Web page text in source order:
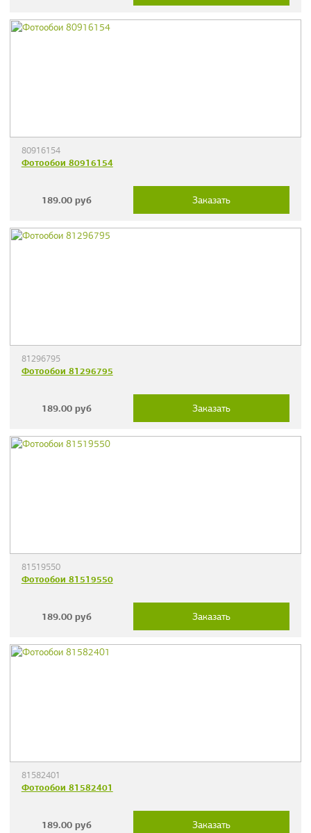
80916154
Фотообои 80916154
189.00 руб Заказать
81296795
Фотообои 81296795
189.00 руб Заказать
81519550
Фотообои 81519550
189.00 руб Заказать
81582401
Фотообои 81582401
189.00 руб Заказать